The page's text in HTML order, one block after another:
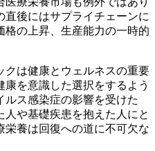
直後にはサプライチェーンに
の上昇、生産能力の一時的
クは健康とウェルネスの重要
を意識した選択をするよう
ルス感染症の影響を受けた
人や基礎疾患を抱えた人にと
栄養は回復への道に不可欠な